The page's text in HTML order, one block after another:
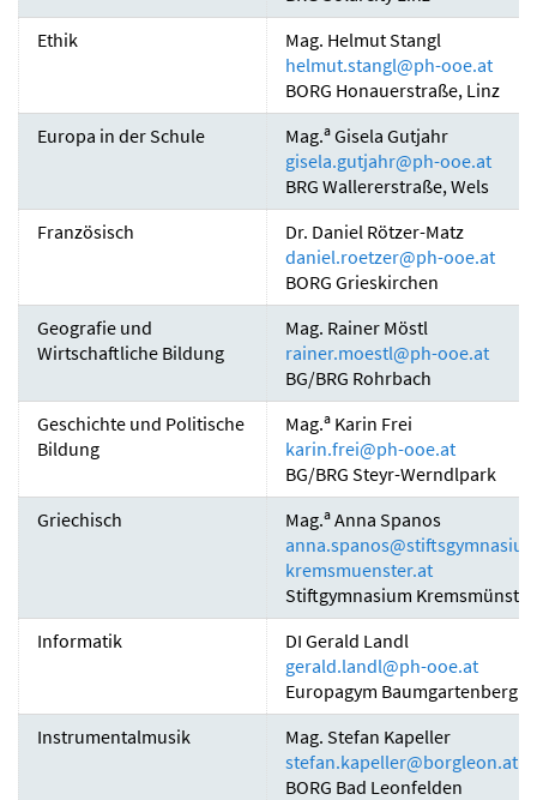
Ethik
Mag. Helmut Stangl
helmut.stangl@ph-ooe.at
BORG Honauerstraße, Linz
Europa in der Schule
Mag.a Gisela Gutjahr
gisela.gutjahr@ph-ooe.at
BRG Wallererstraße, Wels
Französisch
Dr. Daniel Rötzer-Matz
daniel.roetzer@ph-ooe.at
BORG Grieskirchen
Geografie und
Wirtschaftliche Bildung
Mag. Rainer Möstl
rainer.moestl@ph-ooe.at
BG/BRG Rohrbach
Geschichte und Politische
Bildung
Mag.a Karin Frei
karin.frei@ph-ooe.at
BG/BRG Steyr-Werndlpark
Griechisch
Mag.a Anna Spanos
anna.spanos@
kremsmuenster.at
Stiftgymnasium Kremsmünster
Informatik
DI Gerald Landl
gerald.landl@ph-ooe.at
Europagym Baumgartenberg
Instrumentalmusik
Mag. Stefan Kapeller
stefan.kapeller@borgleon.at
BORG Bad Leonfelden